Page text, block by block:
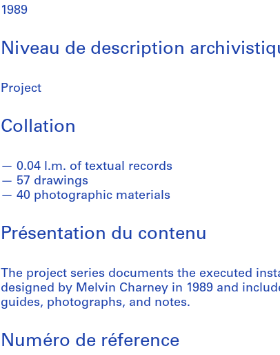
1989
Niveau de description
Project
Collation
0.04 l.m. of textual records
57 drawings
40 photographic materials
Présentation du contenu
The project series documents the executed
designed by Melvin Charney in 1989 and
guides, photographs, and notes.
Numéro de réference